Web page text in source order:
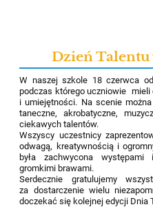
Dzień Talentu
W naszej szkole 18 czerwca
podczas którego uczniowie mieli
i umiejętności. Na scenie
taneczne, akrobatyczne,
ciekawych talentów.
Wszyscy uczestnicy
odwagą, kreatywnością i
była zachwycona występami
gromkimi brawami.
Serdecznie gratulujemy
za dostarczenie wielu
doczekać się kolejnej edycji Dnia